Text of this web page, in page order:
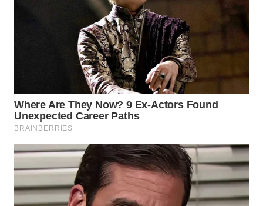
WN
SAMOSIR
WN
PADANG